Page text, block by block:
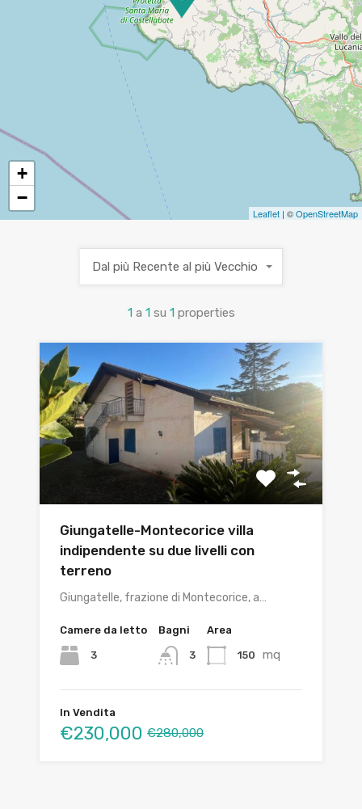
+
−
Leaflet | ©OpenStreetMap
1 a 1 su 1 properties
Dal più Recente al più Vecchio
Giungatelle-Montecorice villa
indipendente su due livelli con
terreno
Giungatelle, frazione di Montecorice, a…
Camere da letto
3
Bagni
3
Area
150 mq
In Vendita
€230,000 €280,000